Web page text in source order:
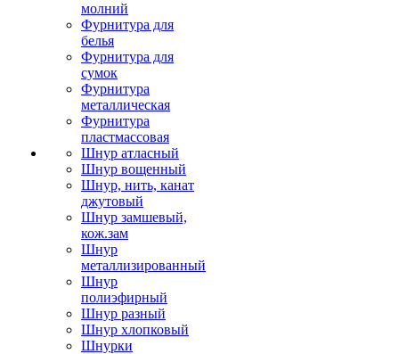
молний
Фурнитура для
белья
Фурнитура для
сумок
Фурнитура
металлическая
Фурнитура
пластмассовая
Шнур атласный
Шнур вощенный
Шнур, нить, канат
джутовый
Шнур замшевый,
кож.зам
Шнур
металлизированный
Шнур
полиэфирный
Шнур разный
Шнур хлопковый
Шнурки